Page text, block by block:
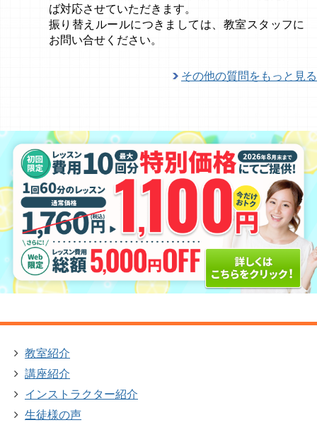
ば対応させていただきます。
振り替えルールにつきましては、教室スタッフに
お問い合せください。
その他の質問をもっと見る
教室紹介
講座紹介
インストラクター紹介
生徒様の声